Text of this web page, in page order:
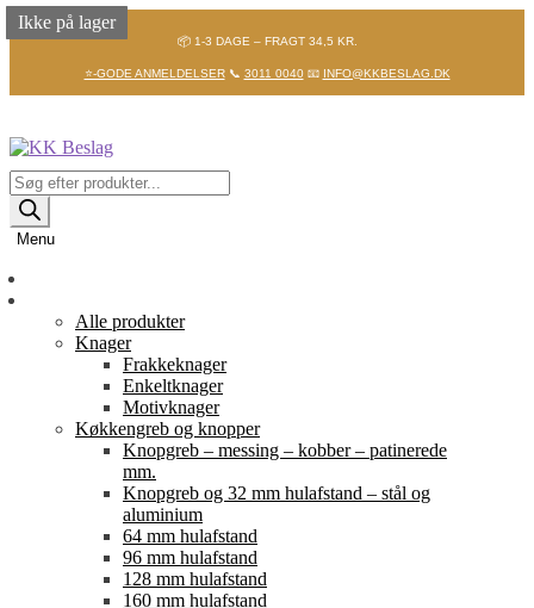
📦 1-3 DAGE – FRAGT 34,5 KR.
⭐-GODE ANMELDELSER📞 3011 0040📧 INFO@KKBESLAG.DK
Spring
til
navigation
Spring
til
indhold
Products
search
Menu
Alle produkter
Knager
Frakkeknager
Enkeltknager
Motivknager
Køkkengreb og knopper
Knopgreb – messing – kobber – patinerede
mm.
Knopgreb og 32 mm hulafstand – stål og
aluminium
64 mm hulafstand
96 mm hulafstand
128 mm hulafstand
160 mm hulafstand
Ikke på lager
Ikke på lager
Ikke på lager
Ikke på lager
Ikke på lager